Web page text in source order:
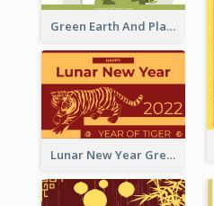
Green Earth And Plants Illustrations Greeting Card
Lunar New Year Greeting Card With Tiger Illustration